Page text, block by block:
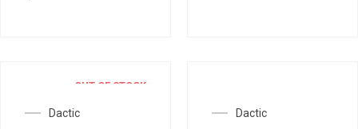
OUT OF STOCK
Dactic
Dactic